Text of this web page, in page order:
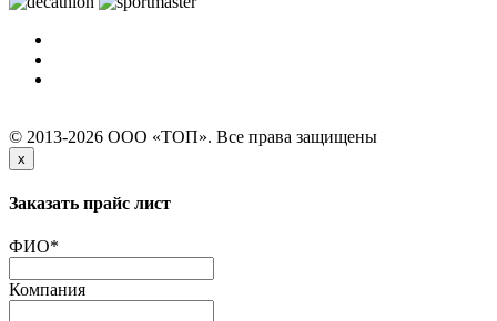
© 2013-2026 ООО «ТОП». Все права защищены
x
Заказать прайс лист
ФИО*
Компания